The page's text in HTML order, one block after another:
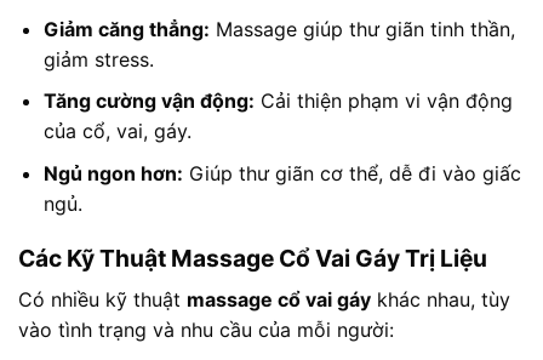
Giảm căng thẳng: Massage giúp thư giãn tinh thần,
giảm stress.
Tăng cường vận động: Cải thiện phạm vi vận động
của cổ, vai, gáy.
Ngủ ngon hơn: Giúp thư giãn cơ thể, dễ đi vào giấc
ngủ.
Các Kỹ Thuật Massage Cổ Vai Gáy Trị Liệu
Có nhiều kỹ thuật massage cổ vai gáy khác nhau, tùy
vào tình trạng và nhu cầu của mỗi người: